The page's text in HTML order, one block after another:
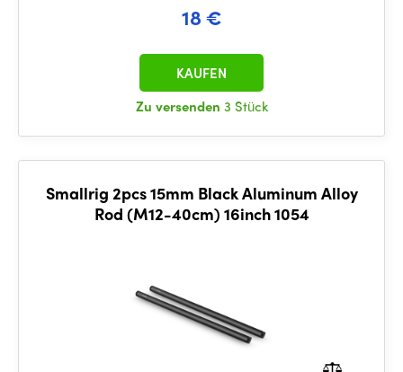
18 €
Zu versenden 3 Stück
KAUFEN
Smallrig 2pcs 15mm Black Aluminum Alloy
Rod (M12-40cm) 16inch 1054